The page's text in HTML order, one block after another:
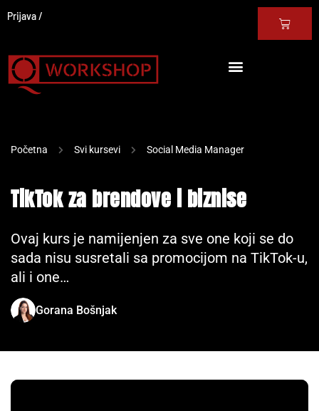
Prijava
Početna Svi kursevi Social Media Manager
TikTok za brendove i biznise
Ovaj kurs je namijenjen za sve one koji se do
sada nisu susretali sa promocijom na TikTok-u,
ali i one…
Gorana Bošnjak